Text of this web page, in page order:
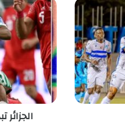
ا
ز
ا
ر
ت
ب